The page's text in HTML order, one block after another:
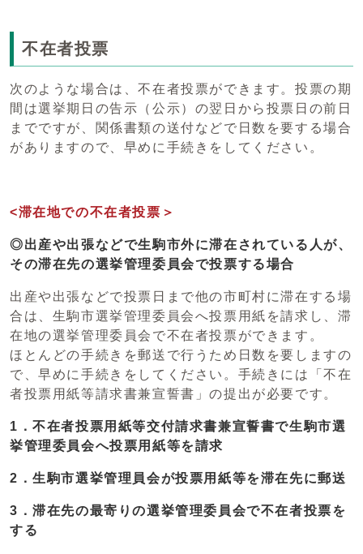
不在者投票
次のような場合は、不在者投票ができます。投票の期
間は選挙期日の告示（公示）の翌日から投票日の前日
までですが、関係書類の送付などで日数を要する場合
がありますので、早めに手続きをしてください。
<滞在地での不在者投票＞
◎出産や出張などで生駒市外に滞在されている人が、
その滞在先の選挙管理委員会で投票する場合
出産や出張などで投票日まで他の市町村に滞在する場
合は、生駒市選挙管理委員会へ投票用紙を請求し、滞
在地の選挙管理委員会で不在者投票ができます。
ほとんどの手続きを郵送で行うため日数を要しますの
で、早めに手続きをしてください。手続きには「不在
者投票用紙等請求書兼宣誓書」の提出が必要です。
1．不在者投票用紙等交付請求書兼宣誓書で生駒市選
挙管理委員会へ投票用紙等を請求
2．生駒市選挙管理員会が投票用紙等を滞在先に郵送
3．滞在先の最寄りの選挙管理委員会で不在者投票を
する